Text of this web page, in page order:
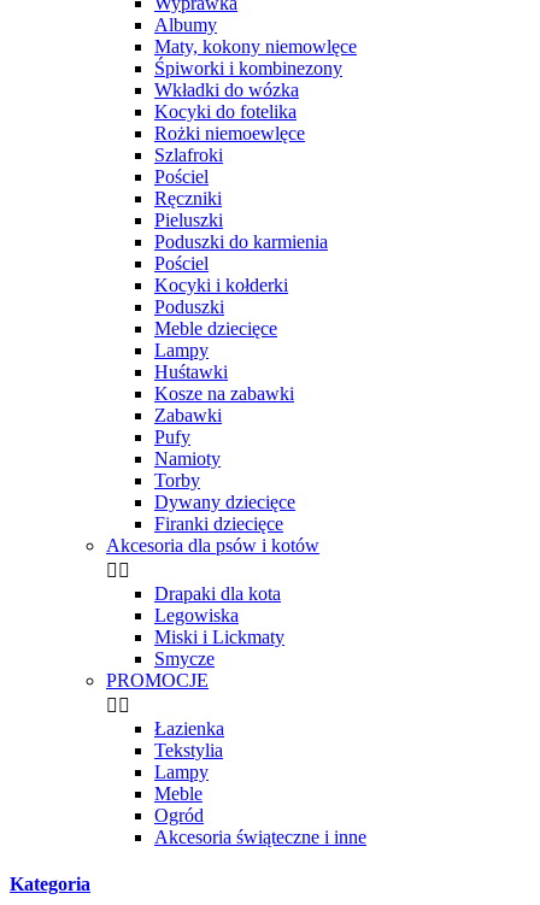
Albumy
Maty, kokony niemowlęce
Śpiworki i kombinezony
Wkładki do wózka
Kocyki do fotelika
Rożki niemoewlęce
Szlafroki
Pościel
Ręczniki
Pieluszki
Poduszki do karmienia
Pościel
Kocyki i kołderki
Poduszki
Meble dziecięce
Lampy
Huśtawki
Kosze na zabawki
Zabawki
Pufy
Namioty
Torby
Dywany dziecięce
Firanki dziecięce
Akcesoria dla psów i kotów
 
Drapaki dla kota
Legowiska
Miski i Lickmaty
Smycze
PROMOCJE
 
Łazienka
Tekstylia
Lampy
Meble
Ogród
Akcesoria świąteczne i inne
Kategoria